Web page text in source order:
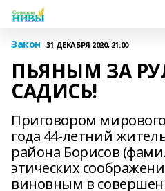
Закон 31 ДЕКАБРЯ 2020, 21:00
ПЬЯНЫМ ЗА
САДИСЬ!
Приговором мирового
года 44-летний
района Борисов
этических
виновным в